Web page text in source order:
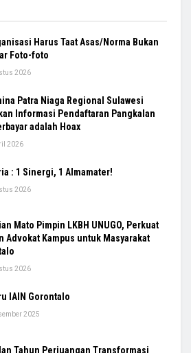
Harus Taat Asas/Norma Bukan
Foto-foto
2026
Patra Niaga Regional Sulawesi
Informasi Pendaftaran Pangkalan
adalah Hoax
2026
: 1 Sinergi, 1 Almamater!
2026
Mato Pimpin LKBH UNUGO, Perkuat
Advokat Kampus untuk Masyarakat
2026
IAIN Gorontalo
2025
Tahun Perjuangan Transformasi